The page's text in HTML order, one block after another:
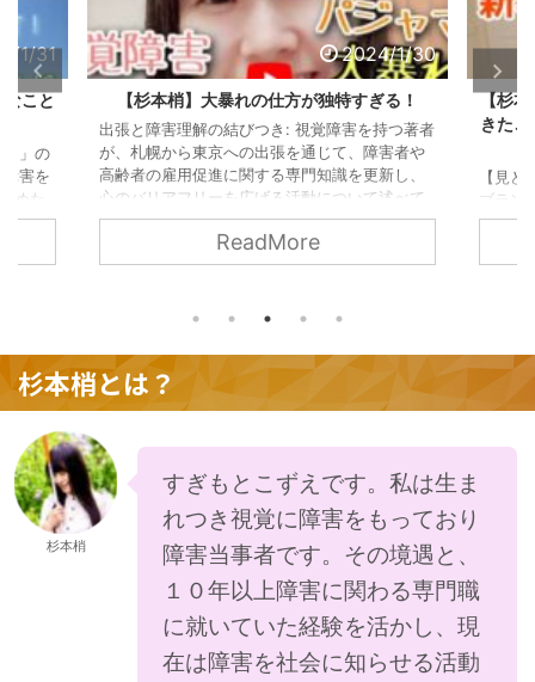
1/30
る！
者や
し、
べて
関す
の学び
の高
、 ...
2024/1/31
【杉本梢】もう、決めました！ずっと考えて
きたことを打ち明けます。【一般社団法人日
本心のバリアフリー協会】
【見どころ】 杉本こずえが運営するルールリマ
ブランチの活動終了を発表: 杉本こずえは、自ら
が長年にわたり心のバリアフリーを広めるため
に行ってきたルールリマブランチの活動が2023
年12月に終了したことを発表しました。 一般社
こずえは、ルールリマブランチを一般社団法人
代表理事として障害者雇用や高齢者雇用を含む
様々な啓発活動を続けていくことを明かしまし
た。 2023年の活動と2024年今後の抱負: 杉本
ReadMore
【杉
牡蠣
てい
ツを調
すり洗
単にで
も
杉本梢とは？
杉本梢
すぎもとこずえです。私は生ま
れつき視覚に障害をもっており
障害当事者です。その境遇と、
１０年以上障害に関わる専門職
に就いていた経験を活かし、現
在は障害を社会に知らせる活動